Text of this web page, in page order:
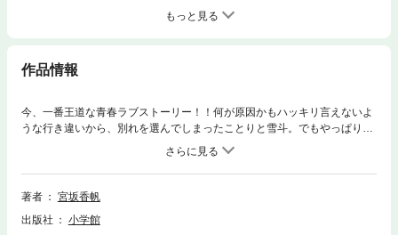
もっと見る
作品情報
今、一番王道な青春ラブストーリー！！何が原因かもハッキリ言えないよ
うな行き違いから、別れを選んでしまったことりと雪斗。でもやっぱりお
互いに気になって、ついに素直になることに…！？夏休み、バイト先で、
夏祭りで、ふたりの距離がゆっくり縮まっていき、ついに…！？
著者
宮坂香帆
出版社
小学館